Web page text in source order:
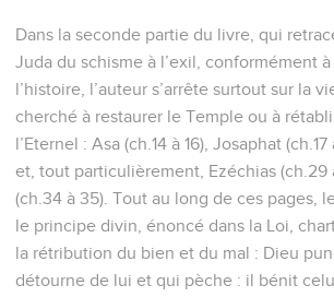
Dans la seconde partie du livre, qui
Juda du schisme à l’exil, conformément
l’histoire, l’auteur s’arrête surtout sur la
cherché à restaurer le Temple ou à
l’Eternel : Asa (ch.14 à 16), Josaphat
et, tout particulièrement, Ezéchias (ch.29
(ch.34 à 35). Tout au long de ces pages,
le principe divin, énoncé dans la Loi,
la rétribution du bien et du mal : Dieu
détourne de lui et qui pèche : il bénit